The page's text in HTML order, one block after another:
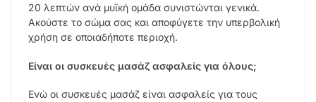
20 λεπτών ανά μυϊκή ομάδα συνιστώνται γενικά.
Ακούστε το σώμα σας και αποφύγετε την υπερβολική
χρήση σε οποιαδήποτε περιοχή.
Είναι οι συσκευές μασάζ ασφαλείς για όλους;
Ενώ οι συσκευές μασάζ είναι ασφαλείς για τους